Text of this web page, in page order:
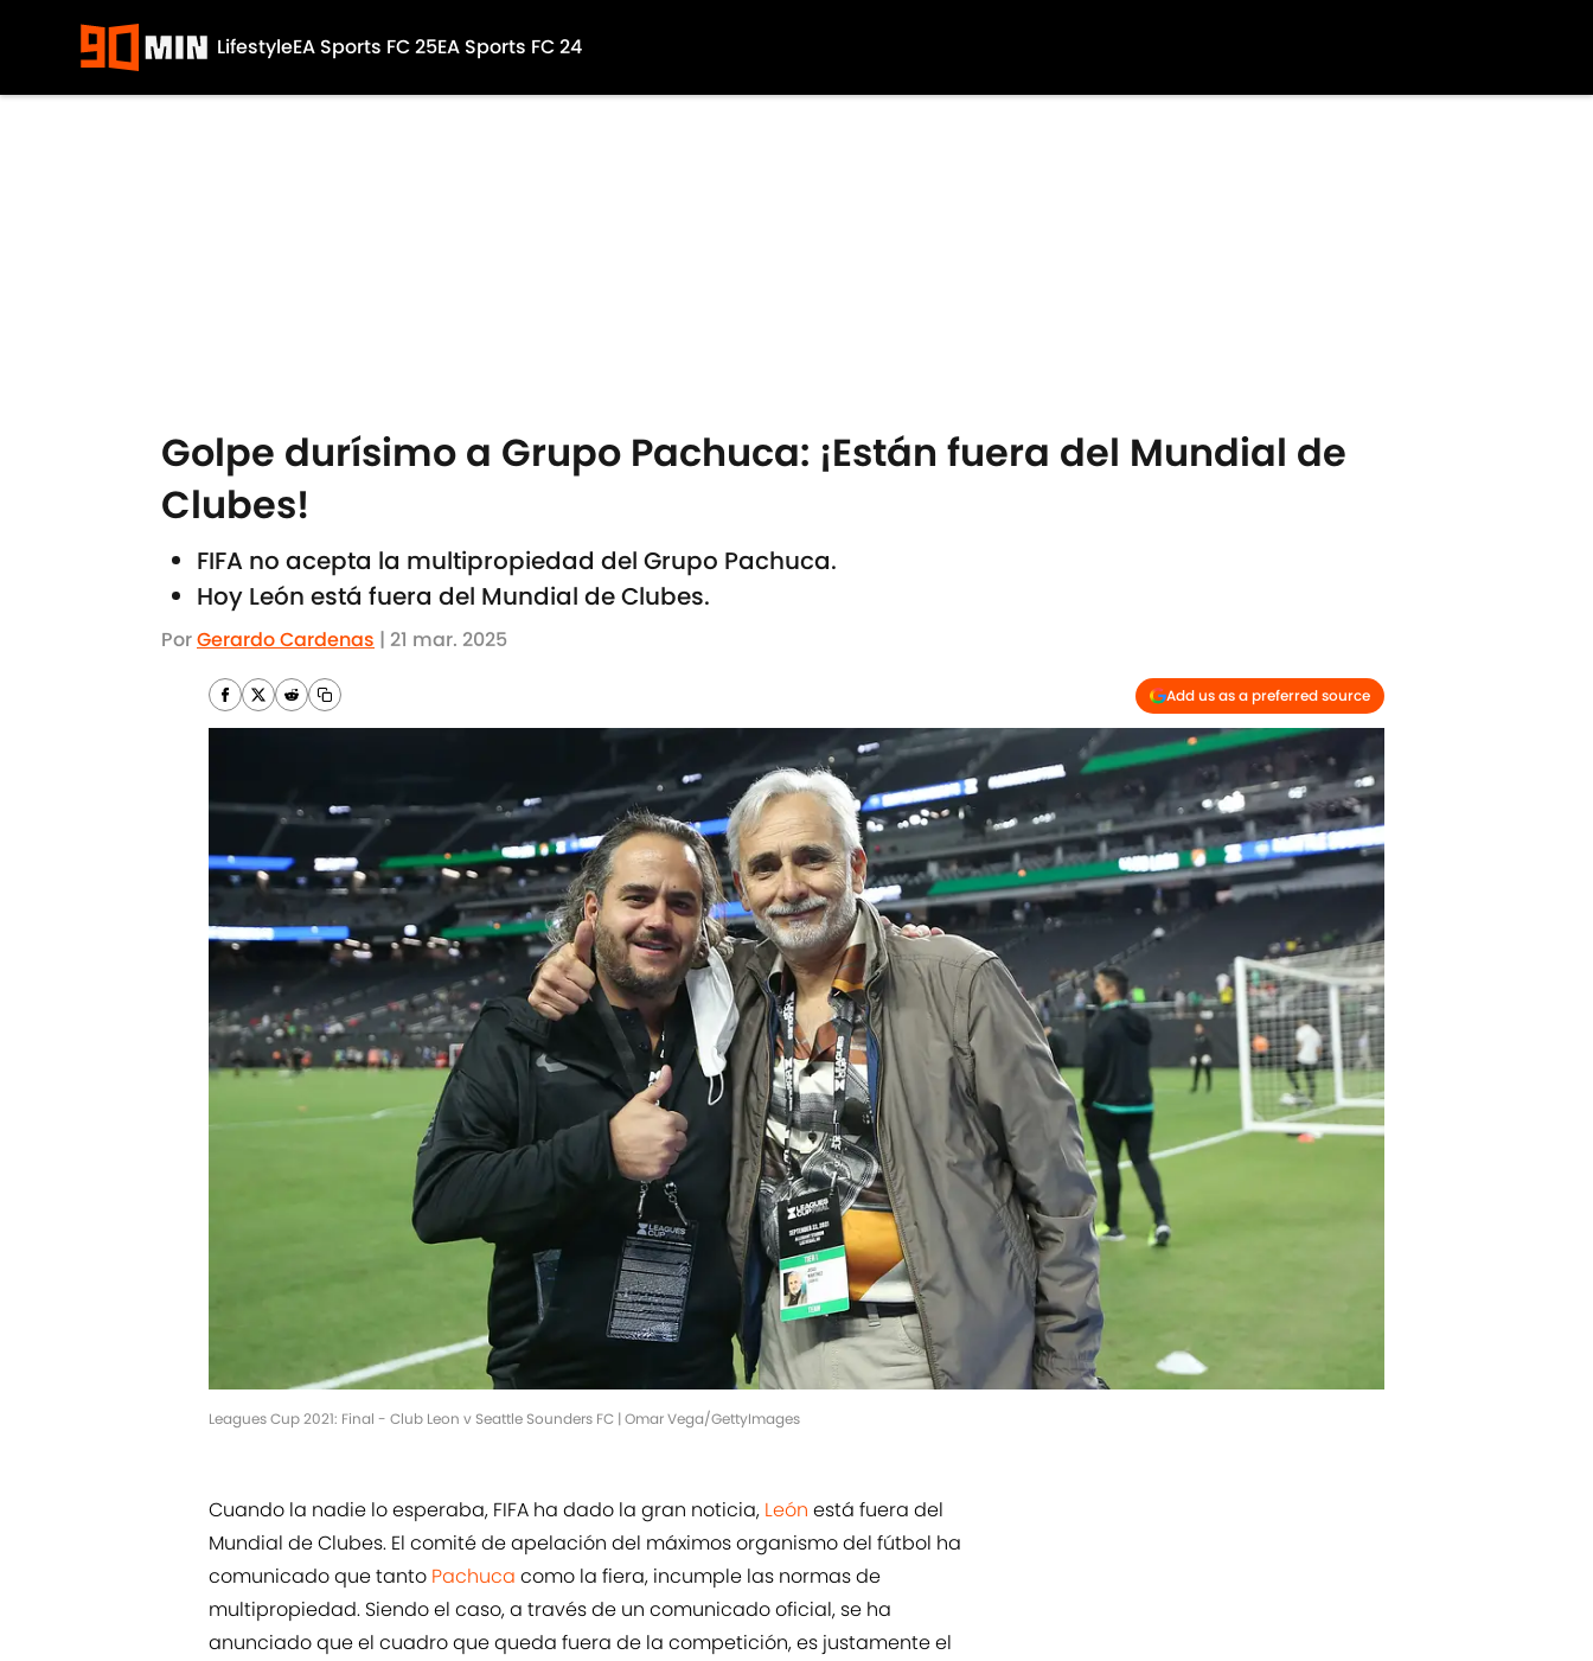
LifestyleEA Sports FC 25EA Sports FC 24
Golpe durísimo a Grupo Pachuca: ¡Están fuera del Mundial de
Clubes!
FIFA no acepta la multipropiedad del Grupo Pachuca.
Hoy León está fuera del Mundial de Clubes.
PorGerardo Cardenas | 21 mar. 2025
Add us as a preferred source
Leagues Cup 2021: Final - Club Leon v Seattle Sounders FC | Omar Vega/GettyImages
Cuando la nadie lo esperaba, FIFA ha dado la gran noticia, León está fuera del
Mundial de Clubes. El comité de apelación del máximos organismo del fútbol ha
comunicado que tanto Pachuca como la fiera, incumple las normas de
multipropiedad. Siendo el caso, a través de un comunicado oficial, se ha
anunciado que el cuadro que queda fuera de la competición, es justamente el